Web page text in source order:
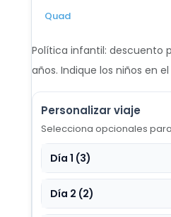
Quad
Política infantil: descuento
años. Indique los niños en
Personalizar viaje
Selecciona opcionales
Día 1 (3)
Día 2 (2)